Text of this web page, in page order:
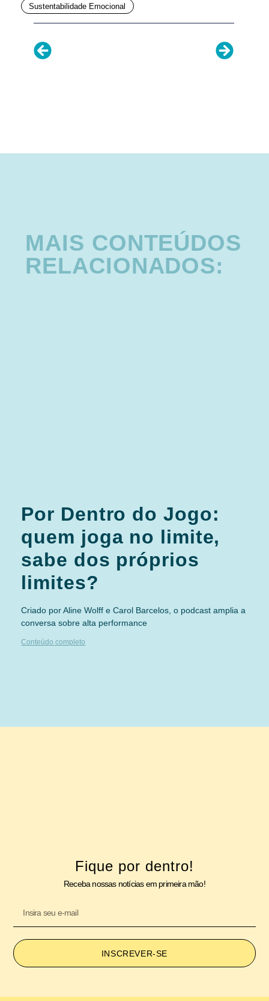
Sustentabilidade Emocional
MAIS CONTEÚDOS
RELACIONADOS:
Por Dentro do Jogo:
quem joga no limite,
sabe dos próprios
limites?
Criado por Aline Wolff e Carol Barcelos, o podcast amplia a
conversa sobre alta performance
Conteúdo completo
Fique por dentro!
Receba nossas notícias em primeira mão!
INSCREVER-SE